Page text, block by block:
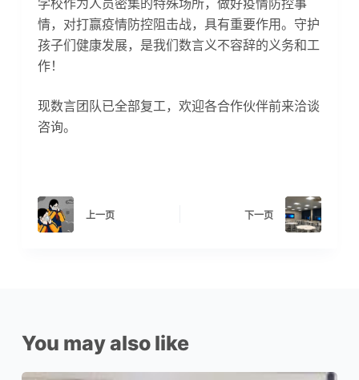
情，对打赢疫情防控阻击战，具有重要作用。守护
孩子们健康发展，是我们数言义不容辞的义务和工
作！
现数言团队已全部复工，欢迎各合作伙伴前来洽谈
咨询。
上一页 下一页
You may also like